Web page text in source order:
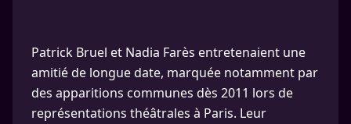
Patrick Bruel et Nadia Farès entretenaient une
amitié de longue date, marquée notamment par
des apparitions communes dès 2011 lors de
représentations théâtrales à Paris. Leur